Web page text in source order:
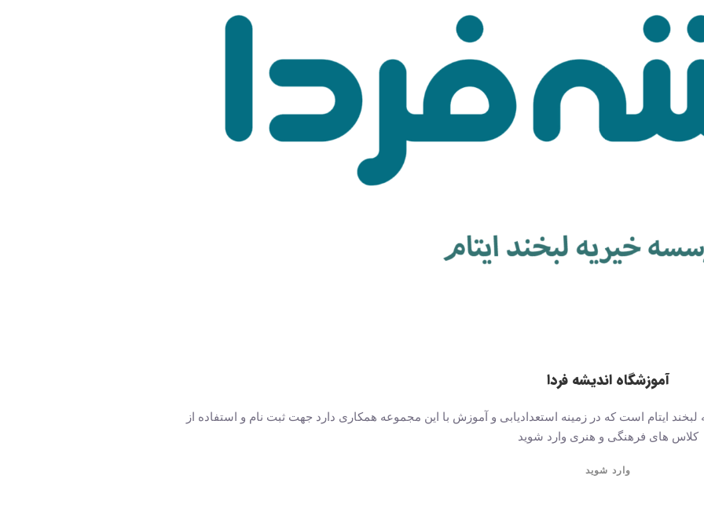
آموزشگاه اندیشه فردا
ایتام است که در زمینه استعدادیابی و آموزش با این مجموعه همکاری دارد جهت ثبت نام و استفاده از
کلاس های فرهنگی و هنری وارد شوید
وارد شوید